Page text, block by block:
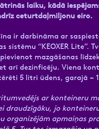
laiku, kādā
ceturtdaļmiljonu eiro.
ir darbināma ar
sistēmu “KEOXER
mazgāšanas
arī dezinficēju. Viena
5 litri ūdens, garajā –
ar konteineru
draudzīgāku, jo
organizējām apmaiņas